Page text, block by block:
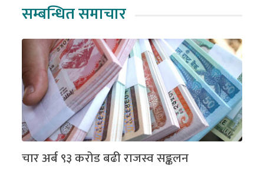
सम्बन्धित समाचार
चार अर्ब ९३ करोड बढी राजस्व सङ्कलन